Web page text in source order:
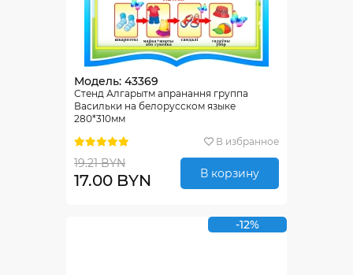
Модель: 43369
Стенд Алгарытм апранання группа
Васильки на белорусском языке
280*310мм
В избранное
19.21 BYN
17.00 BYN В корзину
-12%